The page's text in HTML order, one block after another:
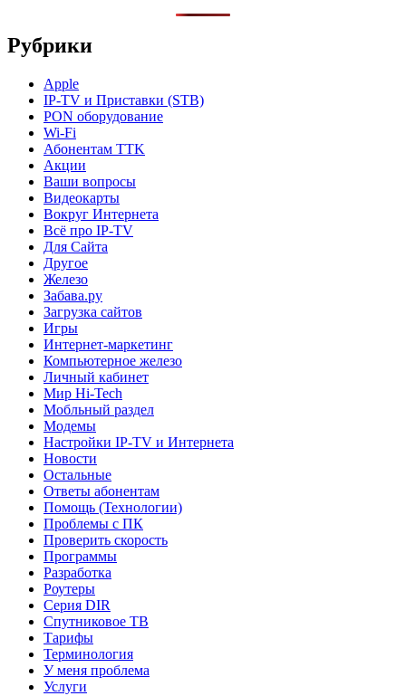
Рубрики
Apple
IP-TV и Приставки (STB)
PON оборудование
Wi-Fi
Абонентам TTK
Акции
Ваши вопросы
Видеокарты
Вокруг Интернета
Всё про IP-TV
Для Сайта
Другое
Железо
Забава.ру
Загрузка сайтов
Игры
Интернет-маркетинг
Компьютерное железо
Личный кабинет
Мир Hi-Tech
Мобльный раздел
Модемы
Настройки IP-TV и Интернета
Новости
Остальные
Ответы абонентам
Помощь (Технологии)
Проблемы с ПК
Проверить скорость
Программы
Разработка
Роутеры
Серия DIR
Спутниковое ТВ
Тарифы
Терминология
У меня проблема
Услуги